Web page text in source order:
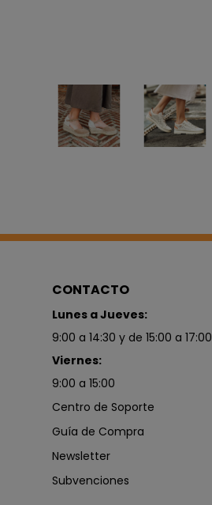
CONTACTO
Lunes a Jueves:
9:00 a 14:30 y de 15:00 a 17:00
Viernes:
9:00 a 15:00
Centro de Soporte
Guía de Compra
Newsletter
Subvenciones